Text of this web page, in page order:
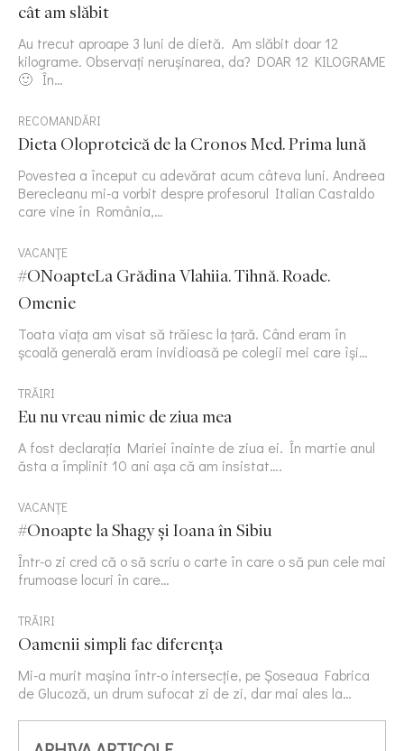
cât am slăbit
Au trecut aproape 3 luni de dietă. Am slăbit doar 12
kilograme. Observați nerușinarea, da? DOAR 12 KILOGRAME
🙂 În…
RECOMANDĂRI
Dieta Oloproteică de la Cronos Med. Prima lună
Povestea a început cu adevărat acum câteva luni. Andreea
Berecleanu mi-a vorbit despre profesorul Italian Castaldo
care vine în România,…
VACANȚE
#ONoapteLa Grădina Vlahiia. Tihnă. Roade.
Omenie
Toata viața am visat să trăiesc la țară. Când eram în
școală generală eram invidioasă pe colegii mei care își…
TRĂIRI
Eu nu vreau nimic de ziua mea
A fost declarația Mariei înainte de ziua ei. În martie anul
ăsta a împlinit 10 ani așa că am insistat….
VACANȚE
#Onoapte la Shagy și Ioana în Sibiu
Într-o zi cred că o să scriu o carte în care o să pun cele mai
frumoase locuri în care…
TRĂIRI
Oamenii simpli fac diferența
Mi-a murit mașina într-o intersecție, pe Șoseaua Fabrica
de Glucoză, un drum sufocat zi de zi, dar mai ales la…